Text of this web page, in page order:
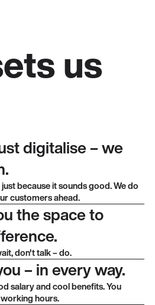
us
digitalise – we
because it sounds good. We do
customers ahead.
the space to
don't talk – do.
– in every way.
salary and cool benefits. You
hours.